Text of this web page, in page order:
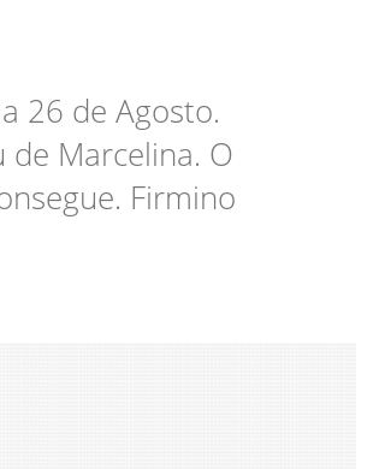
26 de Agosto.
Marcelina. O
Firmino